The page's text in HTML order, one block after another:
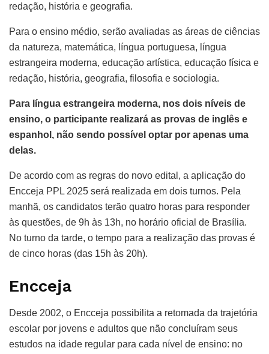
redação, história e geografia.
Para o ensino médio, serão avaliadas as áreas de ciências
da natureza, matemática, língua portuguesa, língua
estrangeira moderna, educação artística, educação física e
redação, história, geografia, filosofia e sociologia.
Para língua estrangeira moderna, nos dois níveis de
ensino, o participante realizará as provas de inglês e
espanhol, não sendo possível optar por apenas uma
delas.
De acordo com as regras do novo edital, a aplicação do
Encceja PPL 2025 será realizada em dois turnos. Pela
manhã, os candidatos terão quatro horas para responder
às questões, de 9h às 13h, no horário oficial de Brasília.
No turno da tarde, o tempo para a realização das provas é
de cinco horas (das 15h às 20h).
Encceja
Desde 2002, o Encceja possibilita a retomada da trajetória
escolar por jovens e adultos que não concluíram seus
estudos na idade regular para cada nível de ensino: no